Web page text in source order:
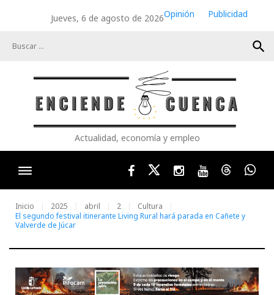
Jueves, 6 de agosto de 2026Opinión
Publicidad
search
Actualidad, economía y empleo
FacebookTwitterInstagram
YoutubeThreads
Inicio 2025 abril 2
Cultura
El segundo festival itinerante Living Rural hará parada en Cañete y
Valverde de Júcar